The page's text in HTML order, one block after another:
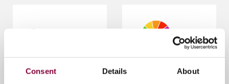
Consent Details About